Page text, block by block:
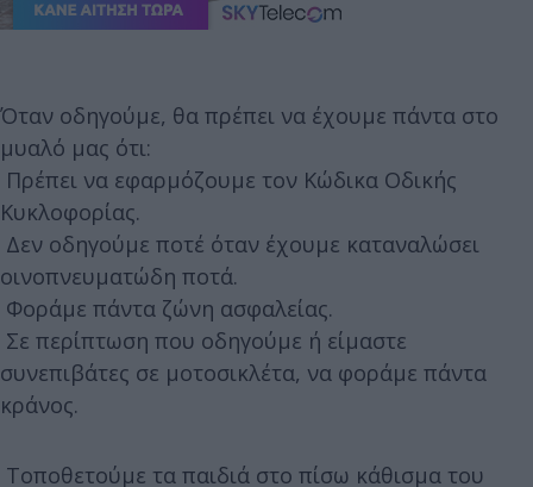
Όταν οδηγούμε, θα πρέπει να έχουμε πάντα στο
μυαλό μας ότι:
Πρέπει να εφαρμόζουμε τον Κώδικα Οδικής
Κυκλοφορίας.
Δεν οδηγούμε ποτέ όταν έχουμε καταναλώσει
οινοπνευματώδη ποτά.
Φοράμε πάντα ζώνη ασφαλείας.
Σε περίπτωση που οδηγούμε ή είμαστε
συνεπιβάτες σε μοτοσικλέτα, να φοράμε πάντα
κράνος.
Τοποθετούμε τα παιδιά στο πίσω κάθισμα του